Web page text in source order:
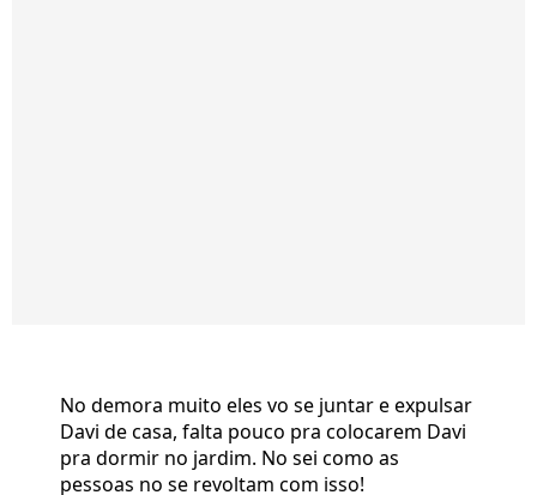
No demora muito eles vo se juntar e expulsar
Davi de casa, falta pouco pra colocarem Davi
pra dormir no jardim. No sei como as
pessoas no se revoltam com isso!